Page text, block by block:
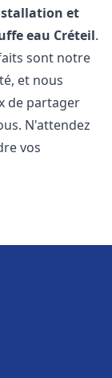
et
eau Créteil.
sont notre
et nous
de partager
N'attendez
vos